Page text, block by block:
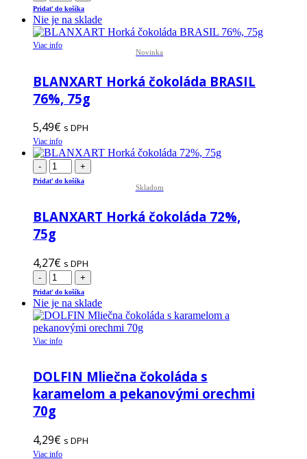
Pridať do košíka
Nie je na sklade
Viac info
Novinka
BLANXART Horká čokoláda BRASIL
76%, 75g
5,49€ s DPH
Viac info
- +
Pridať do košíka
Skladom
BLANXART Horká čokoláda 72%,
75g
4,27€ s DPH
- +
Pridať do košíka
Nie je na sklade
Viac info
DOLFIN Mliečna čokoláda s
karamelom a pekanovými orechmi
70g
4,29€ s DPH
Viac info